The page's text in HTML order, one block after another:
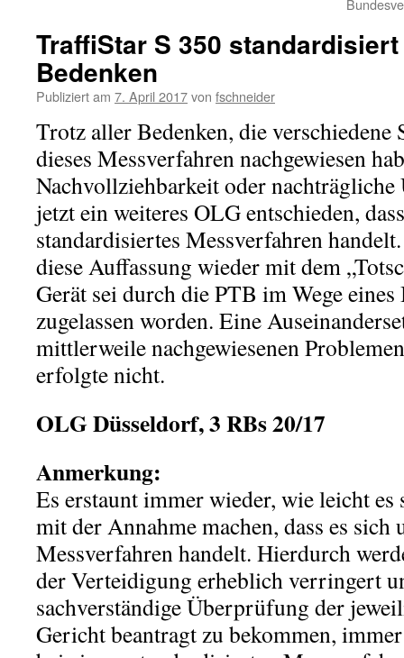
TraffiStar S 350
Bedenken
Publiziert am 7. April 2017von fschneider
Trotz aller Bedenken, die verschiedene
dieses Messverfahren nachgewiesen
Nachvollziehbarkeit oder
jetzt ein weiteres OLG entschieden,
standardisiertes Messverfahren
diese Auffassung wieder mit dem
Gerät sei durch die PTB im Wege
zugelassen worden. Eine
mittlerweile nachgewiesenen
erfolgte nicht.
OLG Düsseldorf, 3 RBs 20/17
Anmerkung:
Es erstaunt immer wieder, wie leicht
mit der Annahme machen, dass es sich
Messverfahren handelt. Hierdurch
der Verteidigung erheblich verringert
sachverständige Überprüfung der
Gericht beantragt zu bekommen,